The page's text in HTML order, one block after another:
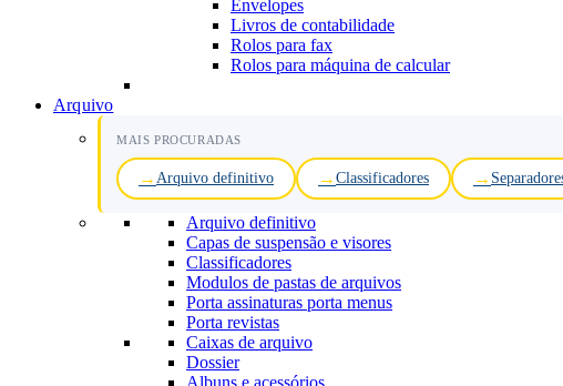
Envelopes
Livros de contabilidade
Rolos para fax
Rolos para máquina de calcular
Arquivo
MAIS PROCURADAS
Arquivo definitivo Classificadores
Arquivo definitivo
Capas de suspensão e visores
Classificadores
Modulos de pastas de arquivos
Porta assinaturas porta menus
Porta revistas
Caixas de arquivo
Dossier
Albuns e acessórios